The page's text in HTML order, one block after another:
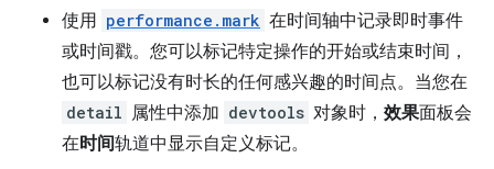
使用 performance.mark 在时间轴中记录即时事件
或时间戳。您可以标记特定操作的开始或结束时间，
也可以标记没有时长的任何感兴趣的时间点。当您在
detail 属性中添加 devtools 对象时， 效果面板会
在时间轨道中显示自定义标记。